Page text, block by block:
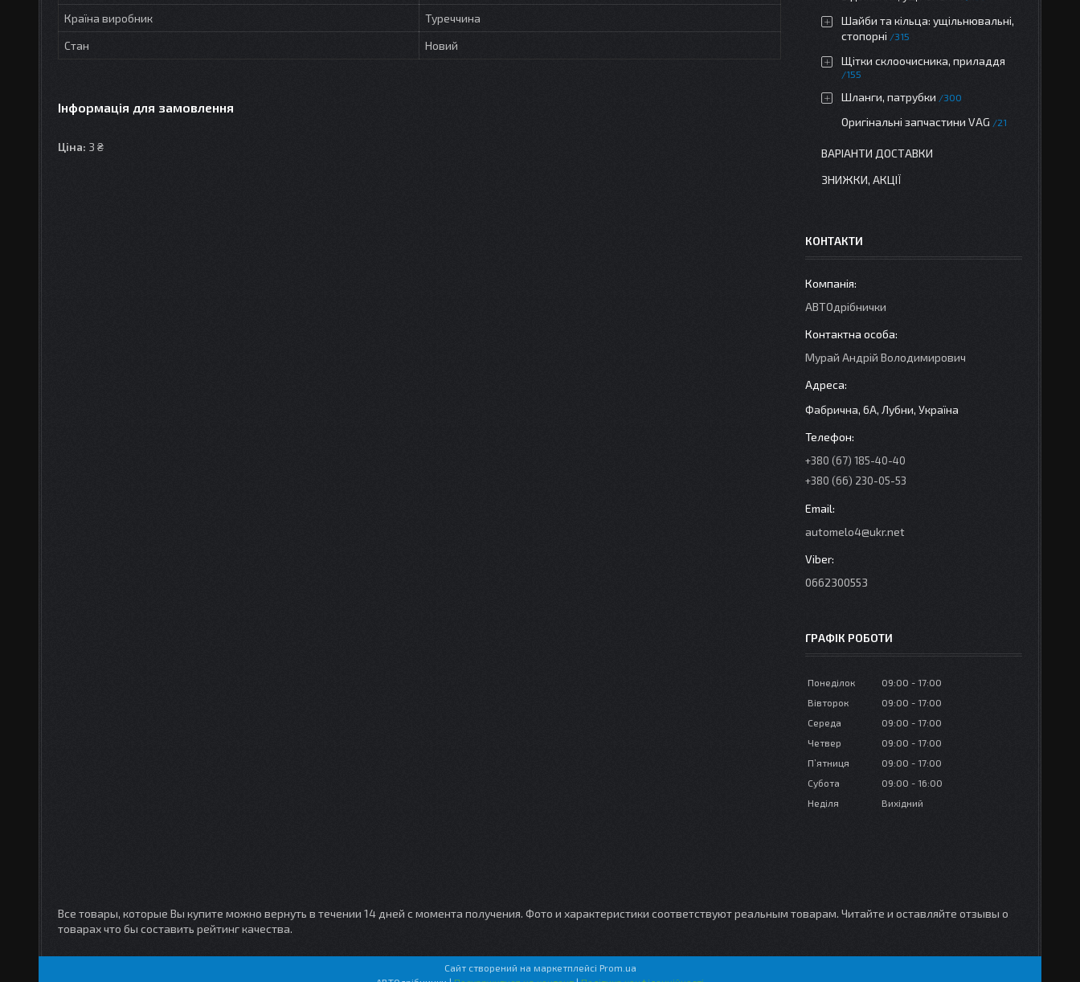
Країна виробник
Туреччина
Стан
Новий
Інформація для замовлення
Ціна: 3 ₴
Шайби та кільца: ущільнювальні,
стопорні
315
Щітки склоочисника, приладдя
155
Шланги, патрубки 300
Оригінальні запчастини VAG 21
ВАРІАНТИ ДОСТАВКИ
ЗНИЖКИ, АКЦІЇ
КОНТАКТИ
АВТОдрібнички
Мурай Андрій Володимирович
Фабрична, 6А, Лубни, Україна
+380 (67) 185-40-40
+380 (66) 230-05-53
automelo4@ukr.net
0662300553
ГРАФІК РОБОТИ
Понеділок 09:00
17:00
Вівторок
09:00
17:00
Середа
09:00
17:00
Четвер
09:00
17:00
Пʼятниця
09:00
17:00
Субота
09:00
16:00
Неділя
Вихідний
Все товары, которые Вы купите можно вернуть в течении 14 дней с момента получения. Фото и характеристики соответствуют реальным товарам. Читайте и оставляйте отзывы о
товарах что бы составить рейтинг качества.
Сайт створений на маркетплейсі Prom.ua